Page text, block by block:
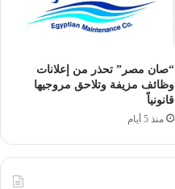
“صان مصر” تحذر من إعلانات
وظائف مزيفة وتلاحق مروجيها
قانونياً
منذ 5 أيام